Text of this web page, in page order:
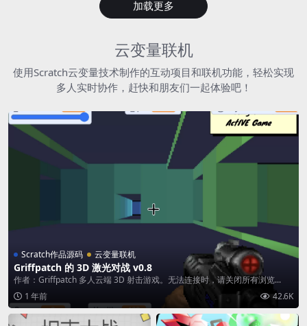
加载更多
云变量联机
使用Scratch云变量技术制作的互动项目和联机功能，轻松实现
多人实时协作，赶快和朋友们一起体验吧！
Scratch作品源码 云变量联机
Griffpatch 的 3D 激光对战 v0.8
作者：Griffpatch 多人云端 3D 射击游戏。无法连接时，请关闭所有浏览...
1 年前
42.6K